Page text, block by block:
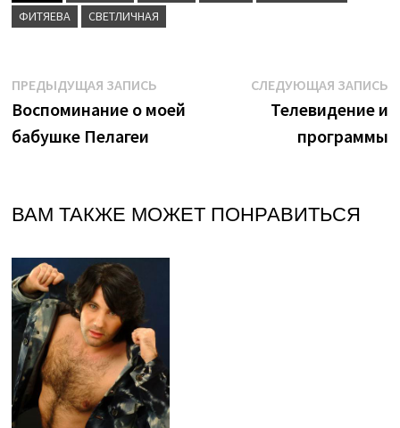
ФИТЯЕВА СВЕТЛИЧНАЯ
Навигация
по
записям
ПРЕДЫДУЩАЯ ЗАПИСЬ
запись:
Воспоминание о моей
бабушке Пелагеи
СЛЕДУЮЩАЯ ЗАПИСЬ
Телевидение и
программы
ВАМ ТАКЖЕ МОЖЕТ ПОНРАВИТЬСЯ